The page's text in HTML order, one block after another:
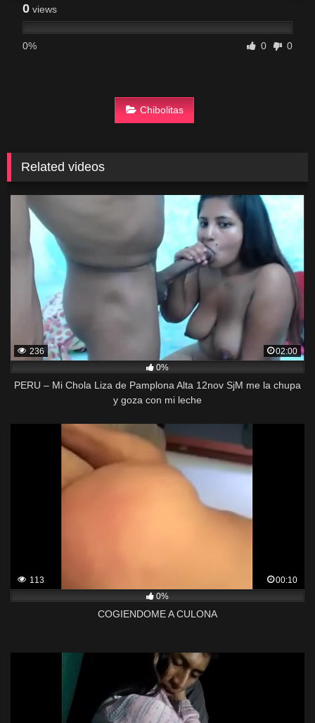
0 views
0% 0 0
Chibolitas
Related videos
236
02:00
0%
PERU – Mi Chola Liza de Pamplona Alta 12nov SjM me la chupa
y goza con mi leche
113
00:10
0%
COGIENDOME A CULONA